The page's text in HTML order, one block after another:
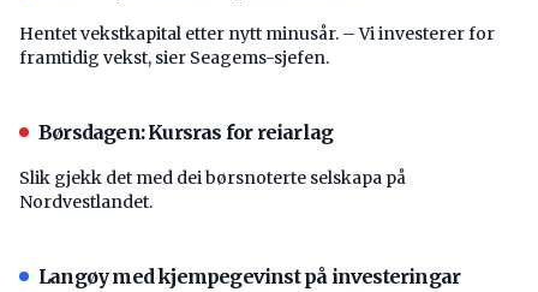
Hentet vekstkapital etter nytt minusår. – Vi investerer for
framtidig vekst, sier Seagems-sjefen.
Børsdagen: Kursras for reiarlag
Slik gjekk det med dei børsnoterte selskapa på
Nordvestlandet.
Langøy med kjempegevinst på investeringar